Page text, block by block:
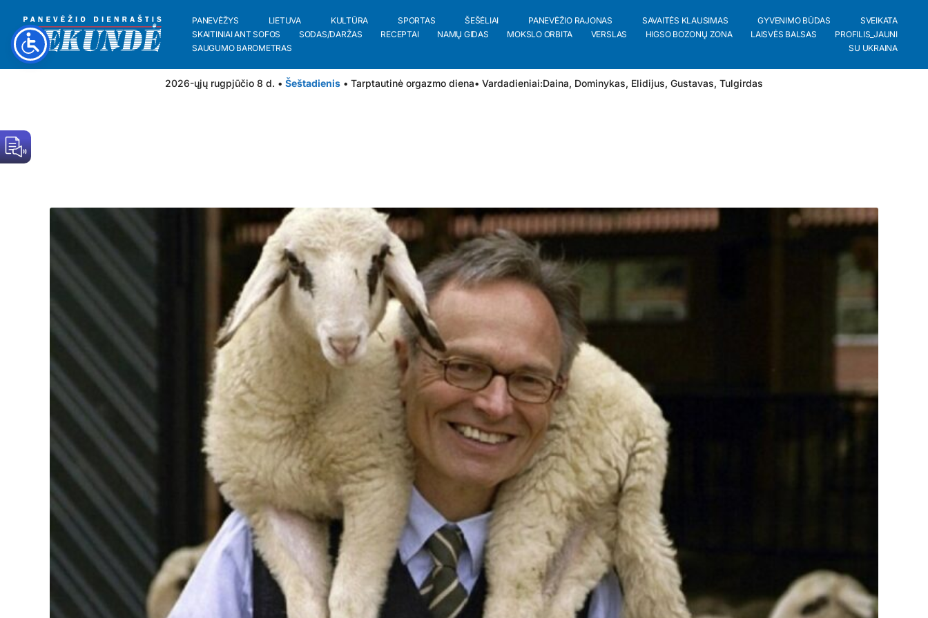
PANEVĖŽYS LIETUVA KULTŪRA SPORTAS ŠEŠĖLIAI PANEVĖŽIO RAJONAS SAVAITĖS KLAUSIMAS GYVENIMO BŪDAS
SVEIKATA
SKAITINIAI ANT SOFOS
SODAS/DARŽAS RECEPTAI NAMŲ GIDAS MOKSLO ORBITA VERSLAS HIGSO BOZONŲ ZONA LAISVĖS BALSAS
PROFILIS_JAUNI
SAUGUMO BAROMETRAS
SU UKRAINA
2026-ųjų rugpjūčio 8 d. • Šeštadienis • Tarptautinė orgazmo diena• Vardadieniai:Daina, Dominykas, Elidijus, Gustavas, Tulgirdas